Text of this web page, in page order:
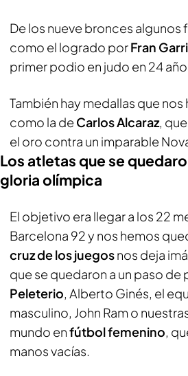
De los nueve bronces algunos
como el logrado porFran
primer podio en judo en 24
También hay medallas que
como la de Carlos Alcaraz,
el oro contra un imparable
Los atletas que se
gloria olímpica
El objetivo era llegar a los 22
Barcelona 92 y nos hemos
cruz de los juegosnos deja
que se quedaron a un paso
Peleterio, Alberto Ginés, el
masculino, John Ram o
mundo enfútbol femenino,
manos vacías.